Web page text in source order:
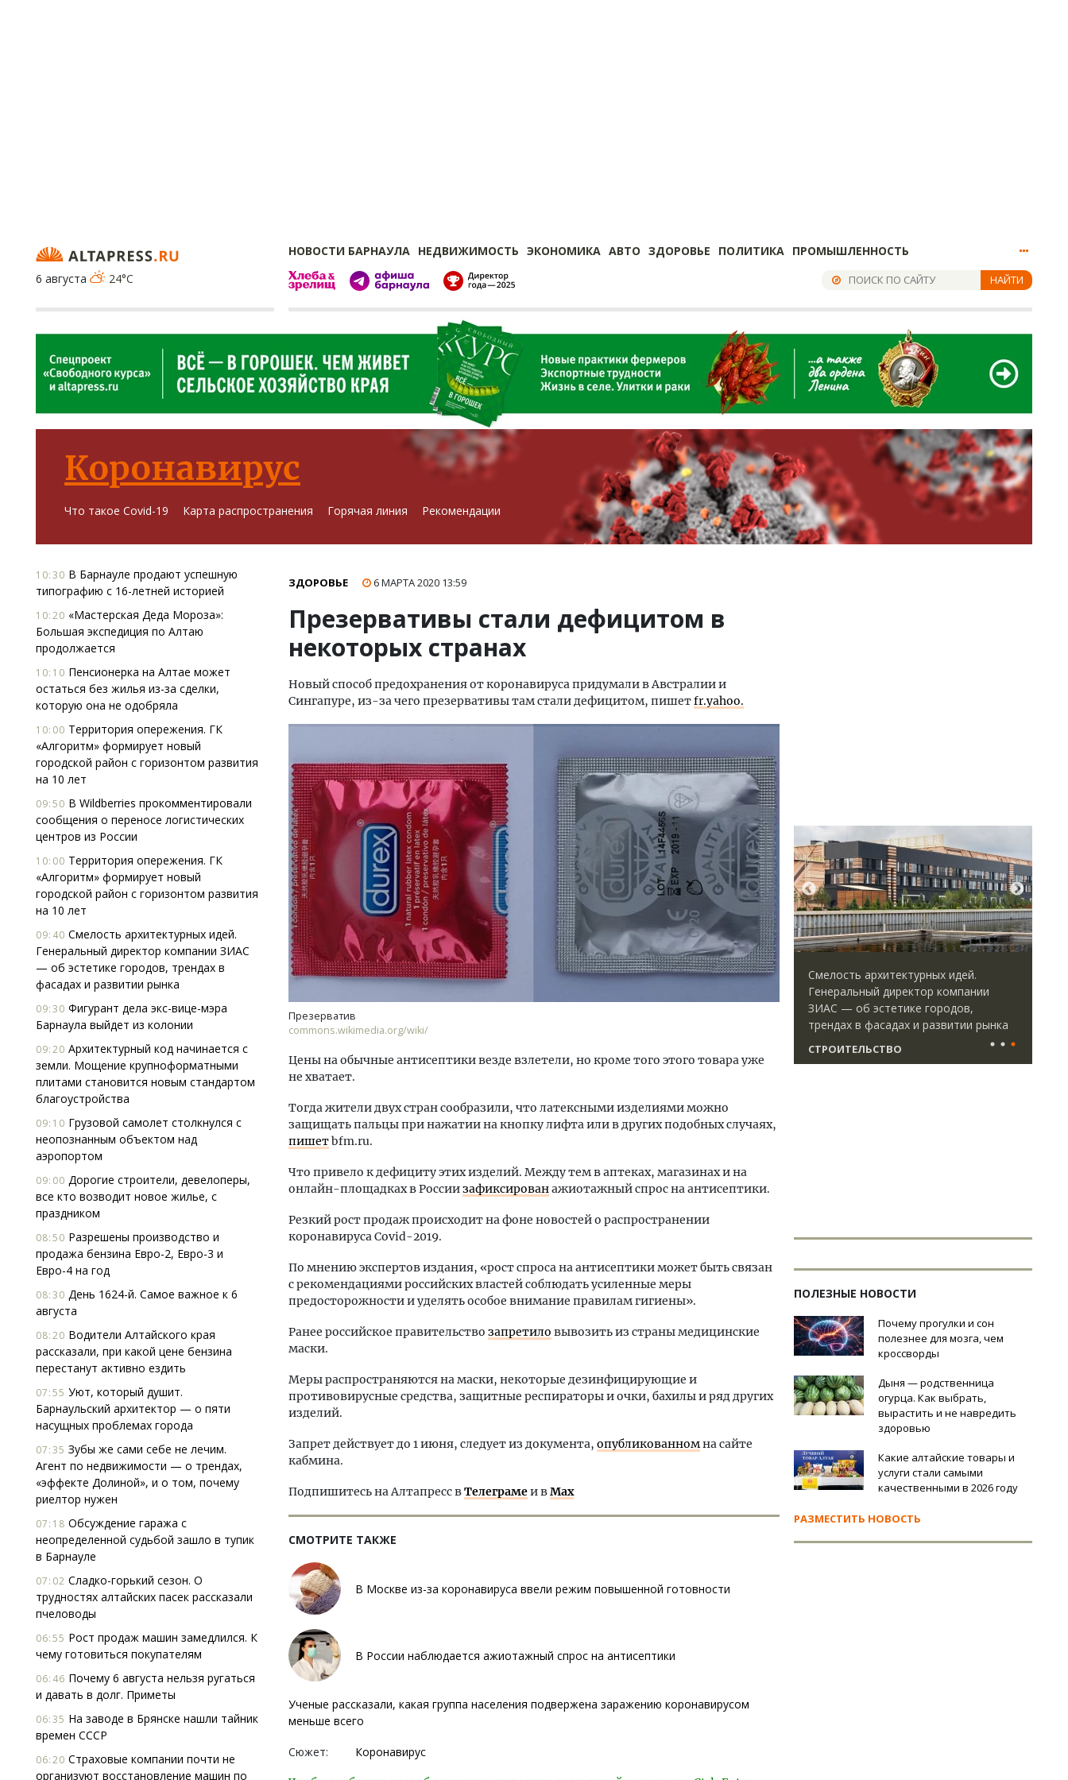
НОВОСТИ БАРНАУЛА НЕДВИЖИМОСТЬ ЭКОНОМИКА АВТО ЗДОРОВЬЕ ПОЛИТИКА ПРОМЫШЛЕННОСТЬ
6 августа
24°C НАЙТИ
Коронавирус
Что такое Covid-19 Карта распространения Горячая линия Рекомендации
10:30 В Барнауле продают успешную
типографию с 16-летней историей
10:20 «Мастерская Деда Мороза»:
Большая экспедиция по Алтаю
продолжается
10:10 Пенсионерка на Алтае может
остаться без жилья из-за сделки,
которую она не одобряла
10:00 Территория опережения. ГК
«Алгоритм» формирует новый
городской район с горизонтом развития
на 10 лет
09:50 В Wildberries прокомментировали
сообщения о переносе логистических
центров из России
10:00 Территория опережения. ГК
«Алгоритм» формирует новый
городской район с горизонтом развития
на 10 лет
09:40 Смелость архитектурных идей.
Генеральный директор компании ЗИАС
— об эстетике городов, трендах в
фасадах и развитии рынка
09:30 Фигурант дела экс-вице-мэра
Барнаула выйдет из колонии
09:20 Архитектурный код начинается с
земли. Мощение крупноформатными
плитами становится новым стандартом
благоустройства
09:10 Грузовой самолет столкнулся с
неопознанным объектом над
аэропортом
09:00 Дорогие строители, девелоперы,
все кто возводит новое жилье, с
праздником
08:50 Разрешены производство и
продажа бензина Евро-2, Евро-3 и
Евро-4 на год
08:30 День 1624-й. Самое важное к 6
августа
08:20 Водители Алтайского края
рассказали, при какой цене бензина
перестанут активно ездить
07:55 Уют, который душит.
Барнаульский архитектор — о пяти
насущных проблемах города
07:35 Зубы же сами себе не лечим.
Агент по недвижимости — о трендах,
«эффекте Долиной», и о том, почему
риелтор нужен
07:18 Обсуждение гаража с
неопределенной судьбой зашло в тупик
в Барнауле
07:02 Сладко-горький сезон. О
трудностях алтайских пасек рассказали
пчеловоды
06:55 Рост продаж машин замедлился. К
чему готовиться покупателям
06:46 Почему 6 августа нельзя ругаться
и давать в долг. Приметы
06:35 На заводе в Брянске нашли тайник
времен СССР
06:20 Страховые компании почти не
организуют восстановление машин по
ЗДОРОВЬЕ 6 МАРТА 2020 13:59
Презервативы стали дефицитом в
некоторых странах
Новый способ предохранения от коронавируса придумали в Австралии и
Сингапуре, из-за чего презервативы там стали дефицитом, пишетfr.yahoo.
Презерватив
commons.wikimedia.org/wiki/
Цены на обычные антисептики везде взлетели, но кроме того этого товара уже
не хватает.
Тогда жители двух стран сообразили, что латексными изделиями можно
защищать пальцы при нажатии на кнопку лифта или в других подобных случаях,
пишетbfm.ru.
Что привело к дефициту этих изделий. Между тем в аптеках, магазинах и на
онлайн-площадках в Россиизафиксированажиотажный спрос на антисептики.
Резкий рост продаж происходит на фоне новостей о распространении
коронавируса Covid-2019.
По мнению экспертов издания, «рост спроса на антисептики может быть связан
с рекомендациями российских властей соблюдать усиленные меры
предосторожности и уделять особое внимание правилам гигиены».
Ранее российское правительство запретило вывозить из страны медицинские
маски.
Меры распространяются на маски, некоторые дезинфицирующие и
противовирусные средства, защитные респираторы и очки, бахилы и ряд других
изделий.
Запрет действует до 1 июня, следует из документа, опубликованномна сайте
кабмина.
Подпишитесь на Алтапресс вТелеграмеи вMax
СМОТРИТЕ ТАКЖЕ
В Москве из-за коронавируса ввели режим повышенной готовности
В России наблюдается ажиотажный спрос на антисептики
Ученые рассказали, какая группа населения подвержена заражению коронавирусом
меньше всего
Сюжет: Коронавирус
Смелость архитектурных идей.
Генеральный директор компании
ЗИАС — об эстетике городов,
трендах в фасадах и развитии рынка
СТРОИТЕЛЬСТВО
Двухуровневые номера и вид на горы.
Архитектурный код начинается с
Смелость архитектурных идей.
Генеральный директор компании
ЗИАС — об эстетике городов,
трендах в фасадах и развитии рынка
СТРОИТЕЛЬСТВО
ПОЛЕЗНЫЕ НОВОСТИ
Почему прогулки и сон
полезнее для мозга, чем
кроссворды
Дыня — родственница
огурца. Как выбрать,
вырастить и не навредить
здоровью
Какие алтайские товары и
услуги стали самыми
качественными в 2026 году
РАЗМЕСТИТЬ НОВОСТЬ